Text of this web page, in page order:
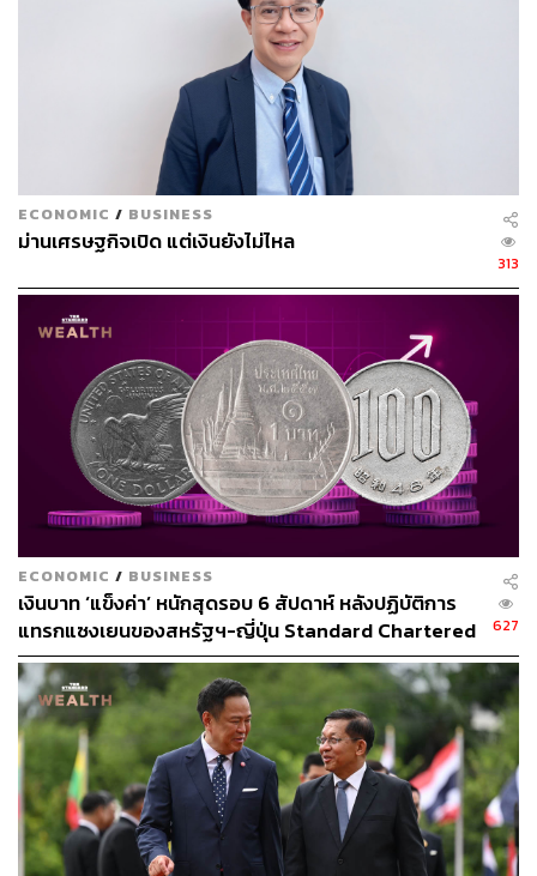
ผู้ว่าการธนาคารแห่งประเทศไทยยอมรับว่า ไทยขาดดุลบัญชี
เดินสะพัดปีนี้ แต่ไม่ใช่เรื่องน่าแปลกใจ เนื่องจากก่อนหน้านี้
ประเทศไทยมีนักท่องเที่ยวเดินทางเข้ามาในประเทศประมาณ
40 ล้านคนต่อปี แต่ปีนี้ คาดการณ์ว่าจะอยู่ที่เกือบ 10 ล้านคน
(ราว 1 ใน 4) ทำให้ปีนี้ ประเทศไทยน่าจะขาดดุลประมาณ 1.4
หมื่นล้านดอลลาร์สหรัฐ คิดเป็นสัดส่วนประมาณ 2.8% ของ
GDP ขณะที่ช่วงก่อนปี 2540 ไทยขาดดุลบัญชีเดินสะพัดถึง
ประมาณ 8%
THE STANDARD WEALTH
Twitter:twitter.com/standard_wealth
Instagram:instagram.com/thestandardwealth
Official Line:https://lin.ee/xfPbXUP
ผ่านแอปพลิเคชันต่างๆ ที่คุณสะดวกหรือใช้งานอยู่แล้วได้เลย
TAGS: เศรษฐพุฒิ สุทธิวาทนฤพุฒิ
เศรษฐกิจไทย
ธนาคารแห่งประเทศไทย
การเงิน
เงินทุนสำรองระหว่างประเทศ
เงินบาทอ่อนค่า
ECONOMIC / BUSINESS
ม่านเศรษฐกิจเปิด แต่เงินยังไม่ไหล
313
ECONOMIC / BUSINESS
เงินบาท ‘แข็งค่า’ หนักสุดรอบ 6 สัปดาห์ หลังปฏิบัติการ
แทรกแซงเยนของสหรัฐฯ-ญี่ปุ่น Standard Chartered
เปิดเป้าสิ้นปีนี้จ่อแข็งต่อแตะ 32.50 บาทต่อดอลลาร์
627